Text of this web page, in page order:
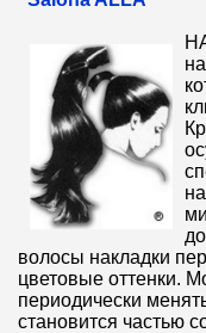
волосы накладки
цветовые оттенки.
периодически
становится частью